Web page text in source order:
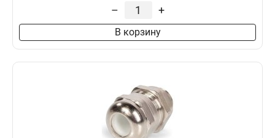
– +
В корзину